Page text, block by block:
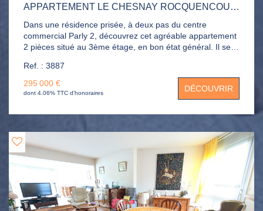
APPARTEMENT LE CHESNAY ROCQUENCOURT 2 PIÈCE(S) 50.35 M2
Dans une résidence prisée, à deux pas du centre
commercial Parly 2, découvrez cet agréable appartement
2 pièces situé au 3ème étage, en bon état général. Il se
un balcon bénéficiant d'une vue dégagée, d'une cuisine
indépendante, d'une chambre , d'une salle de bains ainsi
que de WC séparés. Une cave vient compléter ce bien.
Ref. : 3887
295 000 €
dont 4.06% TTC d'honoraires DÉCOUVRIR